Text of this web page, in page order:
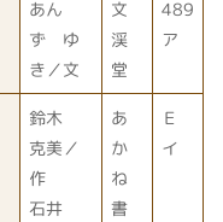
あん
ず ゆ
き／文
文
渓
堂
489
ア
鈴木
克美／
作
石井
あ
か
ね
書
Ｅ
イ